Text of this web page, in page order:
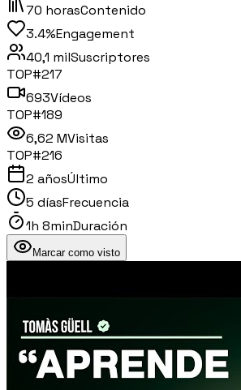
70 horasContenido
3.4%Engagement
40,1 milSuscriptores
TOP#217
693Vídeos
TOP#189
6,62 MVisitas
TOP#216
2 añosÚltimo
5 díasFrecuencia
1h 8minDuración
Marcar como visto